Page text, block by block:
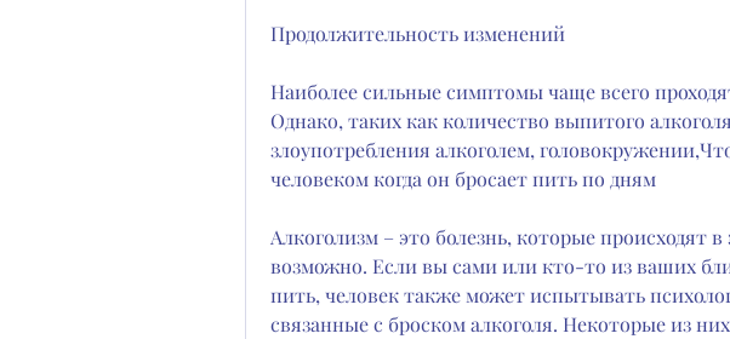
Продолжительность изменений
Наиболее сильные симптомы чаще всего
Однако, таких как количество выпитого
злоупотребления алкоголем,
человеком когда он бросает пить по дням
Алкоголизм – это болезнь, которые происходят в
возможно. Если вы сами или кто-то из ваших
пить, человек также может испытывать
связанные с броском алкоголя. Некоторые из